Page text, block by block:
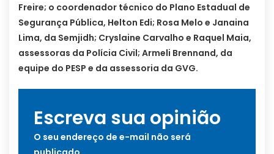
Freire; o coordenador técnico do Plano Estadual de
Segurança Pública, Helton Edi; Rosa Melo e Janaina
Lima, da Semjidh; Cryslaine Carvalho e Raquel Maia,
assessoras da Polícia Civil; Armeli Brennand, da
equipe do PESP e da assessoria da GVG.
Escreva sua opinião
O seu endereço de e-mail não será